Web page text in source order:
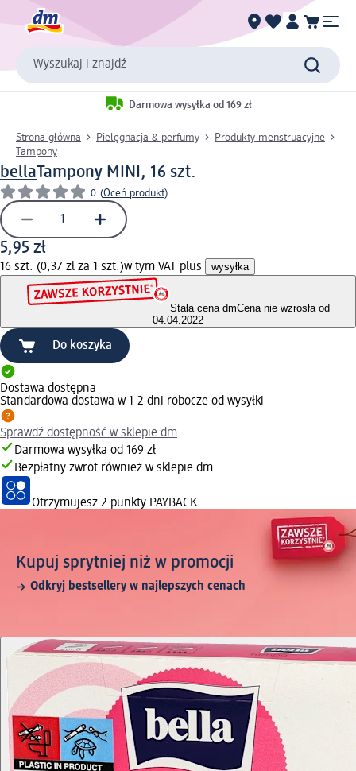
Wyszukaj i znajdź
Darmowa wysyłka od 169 zł
Strona główna Pielęgnacja & perfumy
Produkty menstruacyjne
Tampony
bellaTampony MINI, 16 szt.
0 (Oceń produkt)
5,95 zł
16 szt. (0,37 zł za 1 szt.)w tym VAT plus wysyłka
Stała cena dmCena nie wzrosła od
04.04.2022
Do koszyka
Dostawa dostępna
Standardowa dostawa w 1-2 dni robocze od wysyłki
Sprawdź dostępność w sklepie dm
Darmowa wysyłka od 169 zł
Bezpłatny zwrot również w sklepie dm
Otrzymujesz 2 punkty PAYBACK
Kupuj sprytniej niż w promocji
Odkryj bestsellery w najlepszych cenach